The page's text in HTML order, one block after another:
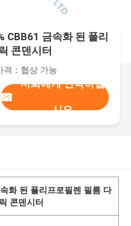
CBB61 금속화 된 폴리
콘덴시터
격：협상 가능
저희에게 연락하십
시오
화 된 폴리프로필렌 필름 다
콘덴시터